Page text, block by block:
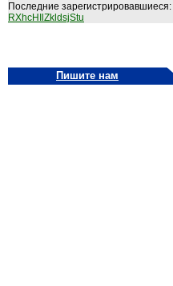
Последние зарегистрировавшиеся:
RXhcHIlZkldsjStu
Пишите нам